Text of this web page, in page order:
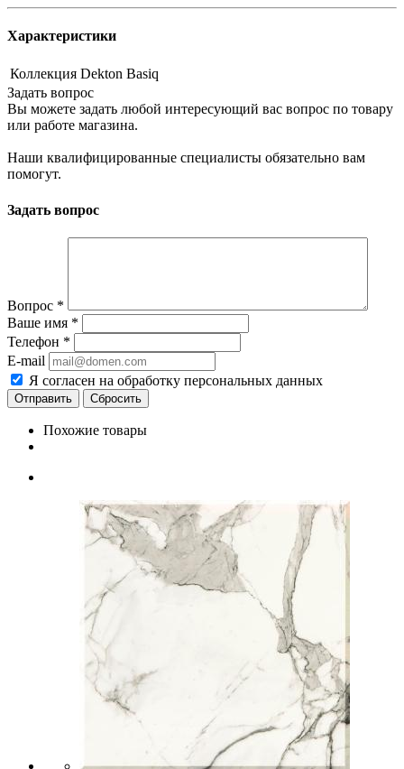
Характеристики
Коллекция Dekton Basiq
Задать вопрос
Вы можете задать любой интересующий вас вопрос по товару
или работе магазина.
Наши квалифицированные специалисты обязательно вам
помогут.
Задать вопрос
Вопрос *
Ваше имя *
Телефон *
E-mail
Я согласен на обработку персональных данных
Сбросить
Похожие товары